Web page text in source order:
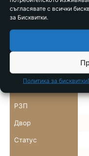
съгласявате с всички
за Бисквитки.
Политика за бисквитки
Статус
Къща №
РЗП
Двор
Статус